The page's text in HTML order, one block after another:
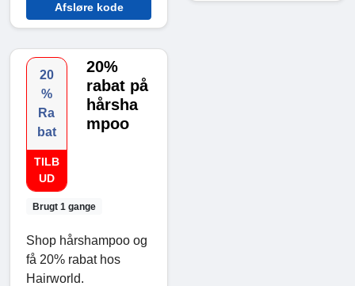
Afsløre kode
20
%
Ra
bat
TILB
UD
Brugt 1 gange
20%
rabat på
hårsha
mpoo
Shop hårshampoo og
få 20% rabat hos
Hairworld.